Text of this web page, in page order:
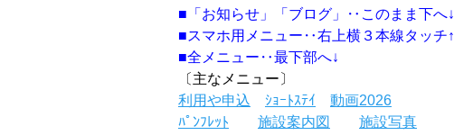
■「お知らせ」「ブログ」‥このまま下へ↓
■スマホ用メニュー‥右上横３本線タッチ↑
■全メニュー‥最下部へ↓
〔主な メニュー 〕
利用や申込
ｼｮｰﾄｽﾃｲ
動画2026
ﾊﾟﾝﾌﾚｯﾄ
施設案内図
施設写真